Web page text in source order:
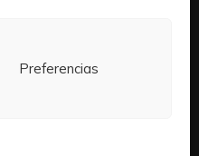
Preferencias